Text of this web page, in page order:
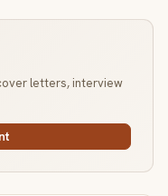
letters, interview